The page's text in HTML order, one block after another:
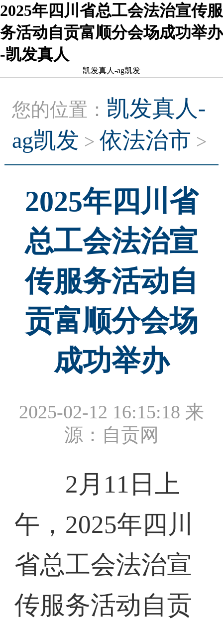
2025年四川省总工会法治宣传服
务活动自贡富顺分会场成功举办
-凯发真人
凯发真人-ag凯发
您的位置： 凯发真人-
ag凯发 >依法治市 >
2025年四川省
总工会法治宣
传服务活动自
贡富顺分会场
成功举办
2025-02-12 16:15:18 来
源：自贡网
2月11日上
午，2025年四川
省总工会法治宣
传服务活动自贡